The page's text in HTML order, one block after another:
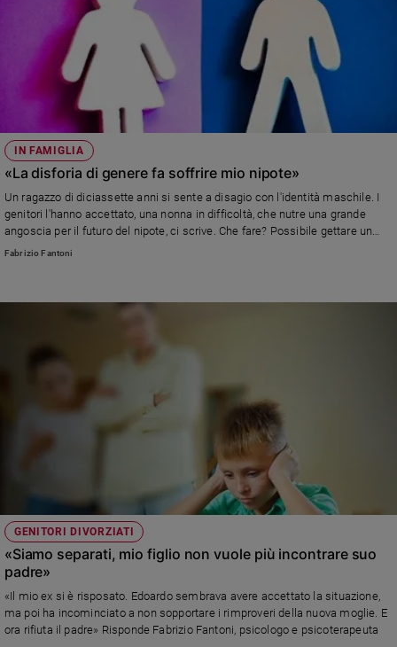
Pubblicità
Registrati
Redazione
Social
IN FAMIGLIA
«La disforia di genere fa soffrire mio nipote»
Un ragazzo di diciassette anni si sente a disagio con l'identità maschile. I
genitori l'hanno accettato, una nonna in difficoltà, che nutre una grande
angoscia per il futuro del nipote, ci scrive. Che fare? Possibile gettare un
ponte e ritrovare la serenità?
Fabrizio Fantoni
GENITORI DIVORZIATI
«Siamo separati, mio figlio non vuole più incontrare suo
padre»
«Il mio ex si è risposato. Edoardo sembrava avere accettato la situazione,
ma poi ha incominciato a non sopportare i rimproveri della nuova moglie. E
ora rifiuta il padre» Risponde Fabrizio Fantoni, psicologo e psicoterapeuta